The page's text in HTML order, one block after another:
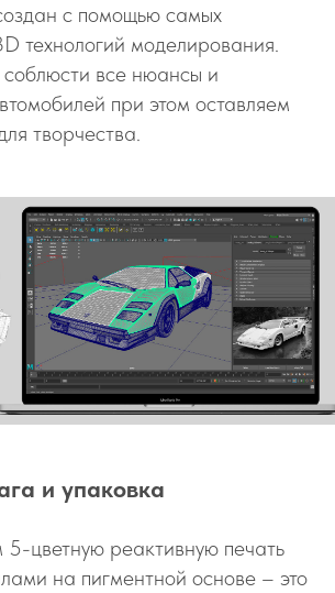
с помощью самых
технологий моделирования.
все нюансы и
при этом оставляем
творчества.
и упаковка
цветную реактивную печать
на пигментной основе – это